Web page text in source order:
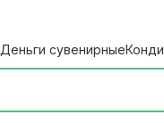
Деньги сувенирные